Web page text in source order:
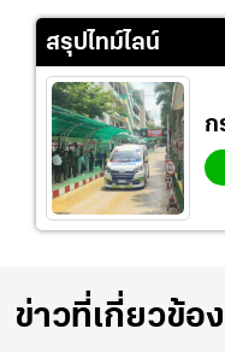
สรุปไทม์ไลน์
ก
ข่าวที่เกี่ยวข้อง